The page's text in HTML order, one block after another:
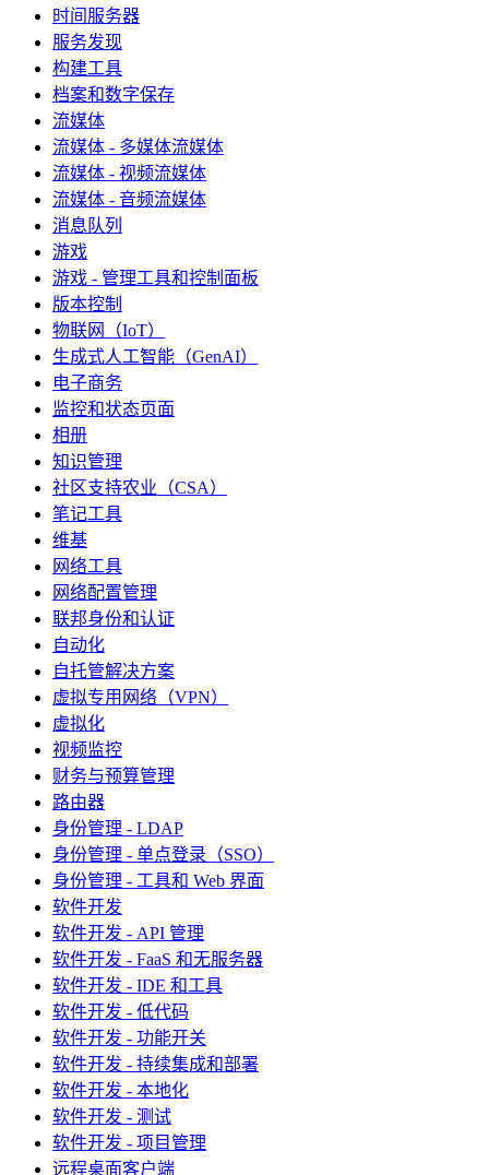
时间服务器
服务发现
构建工具
档案和数字保存
流媒体
流媒体 - 多媒体流媒体
流媒体 - 视频流媒体
流媒体 - 音频流媒体
消息队列
游戏
游戏 - 管理工具和控制面板
版本控制
物联网（IoT）
生成式人工智能（GenAI）
电子商务
监控和状态页面
相册
知识管理
社区支持农业（CSA）
笔记工具
维基
网络工具
网络配置管理
联邦身份和认证
自动化
自托管解决方案
虚拟专用网络（VPN）
虚拟化
视频监控
财务与预算管理
路由器
身份管理 - LDAP
身份管理 - 单点登录（SSO）
身份管理 - 工具和 Web 界面
软件开发
软件开发 - API 管理
软件开发 - FaaS 和无服务器
软件开发 - IDE 和工具
软件开发 - 低代码
软件开发 - 功能开关
软件开发 - 持续集成和部署
软件开发 - 本地化
软件开发 - 测试
软件开发 - 项目管理
远程桌面客户端